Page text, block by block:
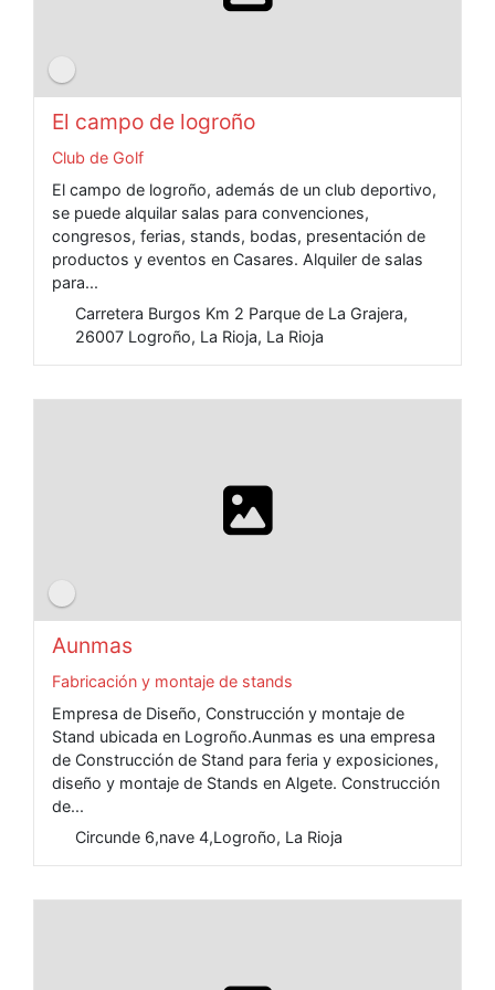
El campo de logroño
Club de Golf
El campo de logroño, además de un club deportivo,
se puede alquilar salas para convenciones,
congresos, ferias, stands, bodas, presentación de
productos y eventos en Casares. Alquiler de salas
para...
Carretera Burgos Km 2 Parque de La Grajera,
26007 Logroño, La Rioja, La Rioja
Aunmas
Fabricación y montaje de stands
Empresa de Diseño, Construcción y montaje de
Stand ubicada en Logroño.Aunmas es una empresa
de Construcción de Stand para feria y exposiciones,
diseño y montaje de Stands en Algete. Construcción
de...
Circunde 6,nave 4,Logroño, La Rioja